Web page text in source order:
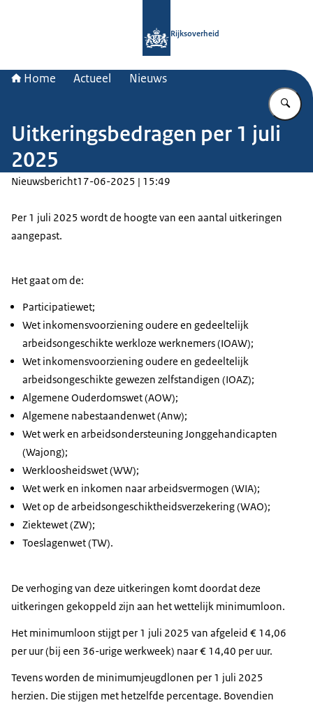
Rijksoverheid
Home Actueel Nieuws
Uitkeringsbedragen per 1 juli
2025
Nieuwsbericht17-06-2025 | 15:49
Per 1 juli 2025 wordt de hoogte van een aantal uitkeringen
aangepast.
Het gaat om de:
Participatiewet;
Wet inkomensvoorziening oudere en gedeeltelijk
arbeidsongeschikte werkloze werknemers (IOAW);
Wet inkomensvoorziening oudere en gedeeltelijk
arbeidsongeschikte gewezen zelfstandigen (IOAZ);
Algemene Ouderdomswet (AOW);
Algemene nabestaandenwet (Anw);
Wet werk en arbeidsondersteuning Jonggehandicapten
(Wajong);
Werkloosheidswet (WW);
Wet werk en inkomen naar arbeidsvermogen (WIA);
Wet op de arbeidsongeschiktheidsverzekering (WAO);
Ziektewet (ZW);
Toeslagenwet (TW).
De verhoging van deze uitkeringen komt doordat deze
uitkeringen gekoppeld zijn aan het wettelijk minimumloon.
Het minimumloon stijgt per 1 juli 2025 van afgeleid € 14,06
per uur (bij een 36-urige werkweek) naar € 14,40 per uur.
Tevens worden de minimumjeugdlonen per 1 juli 2025
herzien. Die stijgen met hetzelfde percentage. Bovendien